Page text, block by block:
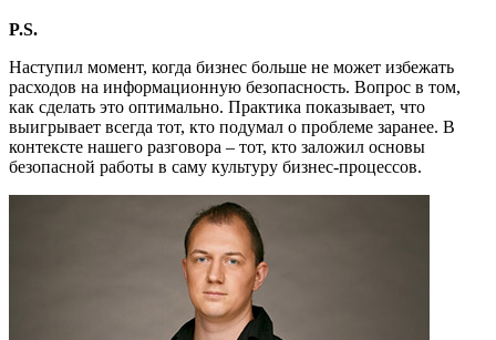
P.S.
Наступил момент, когда бизнес больше не может избежать
расходов на информационную безопасность. Вопрос в том,
как сделать это оптимально. Практика показывает, что
выигрывает всегда тот, кто подумал о проблеме заранее. В
контексте нашего разговора – тот, кто заложил основы
безопасной работы в саму культуру бизнес-процессов.